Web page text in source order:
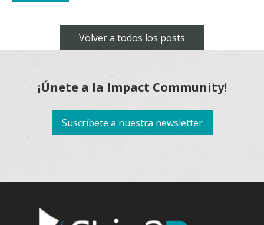
Volver a todos los posts
¡Únete a la Impact Community!
Suscríbete a nuestra newsletter